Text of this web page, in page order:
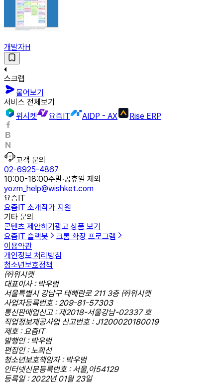
개발자H
스크랩
물어보기
서비스 전체보기
위시켓
요즘IT AIDP - AX Rise ERP
고객 문의
02-6925-4867
10:00-18:00주말·공휴일 제외
yozm_help@wishket.com
요즘IT
요즘IT 소개작가 지원
기타 문의
콘텐츠 제안하기 광고 상품 보기
요즘IT 슬랙봇
크롬 확장 프로그램
이용약관
개인정보 처리방침
청소년보호정책
㈜위시켓
대표이사 : 박우범
서울특별시 강남구 테헤란로 211 3층 ㈜위시켓
사업자등록번호 : 209-81-57303
통신판매업신고 : 제2018-서울강남-02337 호
직업정보제공사업 신고번호 : J1200020180019
제호 : 요즘IT
발행인 : 박우범
편집인 : 노희선
청소년보호책임자 : 박우범
인터넷신문등록번호 : 서울,아54129
등록일 : 2022년 01월 23일